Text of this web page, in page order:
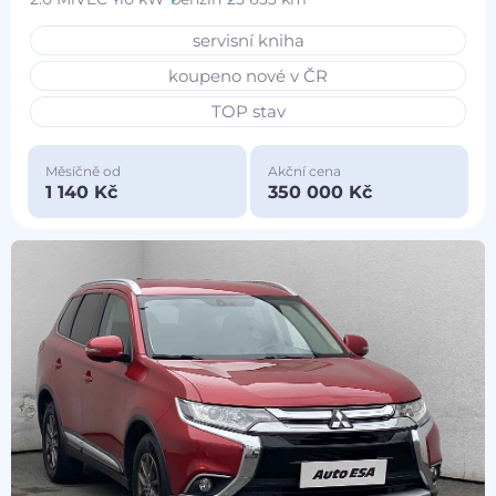
servisní kniha
koupeno nové v ČR
TOP stav
Měsíčně od
1 140 Kč
Akční cena
350 000 Kč